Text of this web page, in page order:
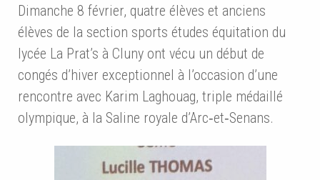
Dimanche 8 février, quatre élèves et anciens
élèves de la section sports études équitation du
lycée La Prat’s à Cluny ont vécu un début de
congés d’hiver exceptionnel à l’occasion d’une
rencontre avec Karim Laghouag, triple médaillé
olympique, à la Saline royale d’Arc‑et‑Senans.